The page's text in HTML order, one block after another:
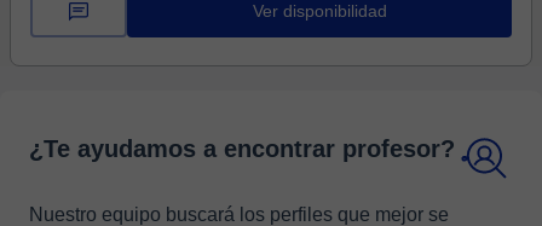
Ver disponibilidad
¿Te ayudamos a encontrar profesor?
Nuestro equipo buscará los perfiles que mejor se